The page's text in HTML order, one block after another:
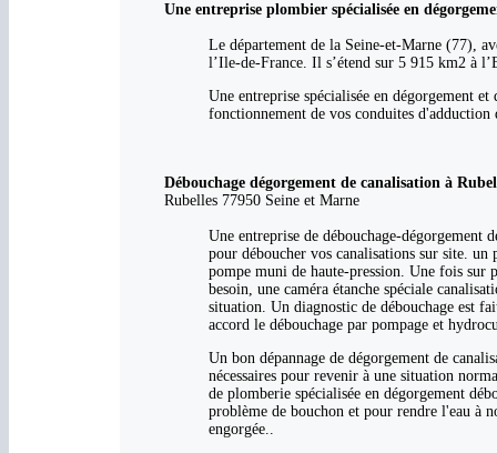
Une entreprise plombier spécialisée en
Le département de la Seine-et-Marne (77),
l’Ile-de-France. Il s’étend sur 5 915 km2 à
Une entreprise spécialisée en dégorgement
fonctionnement de vos conduites d'adduction
Débouchage dégorgement de canalisation à
Rubelles 77950 Seine et Marne
Une entreprise de débouchage-dégorgement
pour déboucher vos canalisations sur site.
pompe muni de haute-pression. Une fois sur
besoin, une caméra étanche spéciale
situation. Un diagnostic de débouchage est
accord le débouchage par pompage et
Un bon dépannage de dégorgement de
nécessaires pour revenir à une situation
de plomberie spécialisée en dégorgement
problème de bouchon et pour rendre l'eau à
engorgée..